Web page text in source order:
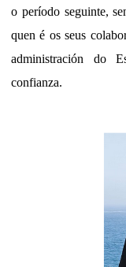
o período seguinte,
quen é os seus
administración do
confianza.